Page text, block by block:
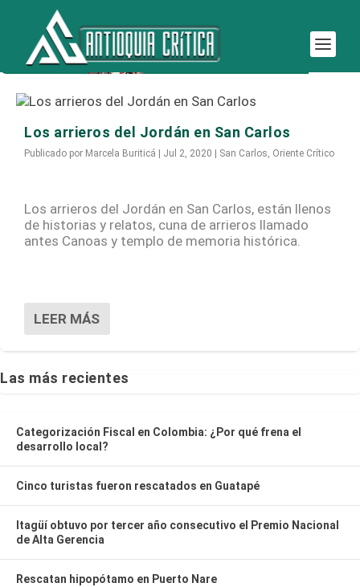
Etiqueta:
Los arrieros del Jordán en San Carlos
Publicado por Marcela Buriticá | Jul 2, 2020 | San Carlos Oriente Crítico
Los arrieros del Jordán en San Carlos, están llenos
de historias y relatos, cuna de arrieros llamado
antes Canoas y templo de memoria histórica.
LEER MÁS
Las más recientes
Categorización Fiscal en Colombia: ¿Por qué frena el
desarrollo local?
Cinco turistas fueron rescatados en Guatapé
Itagüí obtuvo por tercer año consecutivo el Premio Nacional
de Alta Gerencia
Rescatan hipopótamo en Puerto Nare